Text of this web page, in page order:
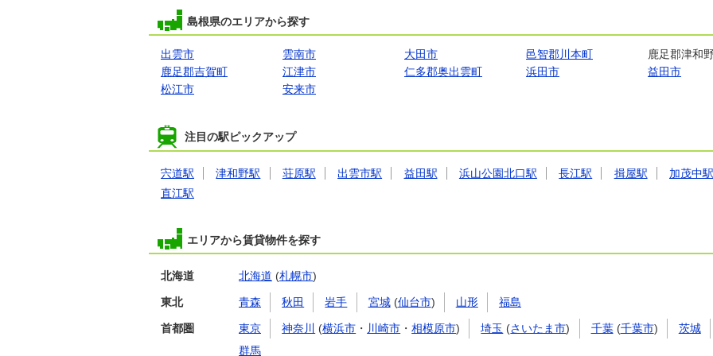
島根県のエリアから探す
出雲市 雲南市 大田市 邑智郡川本町
鹿足郡津和
鹿足郡吉賀町
江津市 仁多郡奥出雲町 浜田市
益田市
松江市
安来市
注目の駅ピックアップ
宍道駅 津和野駅 荘原駅 出雲市駅 益田駅 浜山公園北口駅 長江駅 揖屋駅
加茂中駅
直江駅
エリアから賃貸物件を探す
北海道 北海道 (札幌市)
東北 青森 秋田 岩手 宮城(仙台市) 山形 福島
首都圏 東京 神奈川 (横浜市 ・ 川崎市 ・相模原市) 埼玉 (さいたま市) 千葉(千葉市) 茨城
群馬